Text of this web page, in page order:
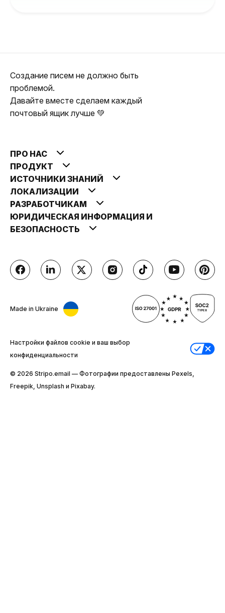
Создание писем не должно быть
проблемой.
Давайте вместе сделаем каждый
почтовый ящик лучше 💚
ПРО НАС
ПРОДУКТ
ИСТОЧНИКИ ЗНАНИЙ
ЛОКАЛИЗАЦИИ
РАЗРАБОТЧИКАМ
ЮРИДИЧЕСКАЯ ИНФОРМАЦИЯ И
БЕЗОПАСНОСТЬ
Made in Ukraine
Настройки файлов cookie и ваш выбор
конфиденциальности
© 2026 Stripо.email — Фотографии предоставлены Pexels,
Freepik, Unsplash и Pixabay.